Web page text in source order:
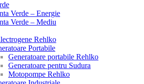
Verde – Energie
Verde – Mediu
Rehlko
Portabile
Generatoare portabile Rehlko
Generatoare pentru Sudura
Motopompe Rehlko